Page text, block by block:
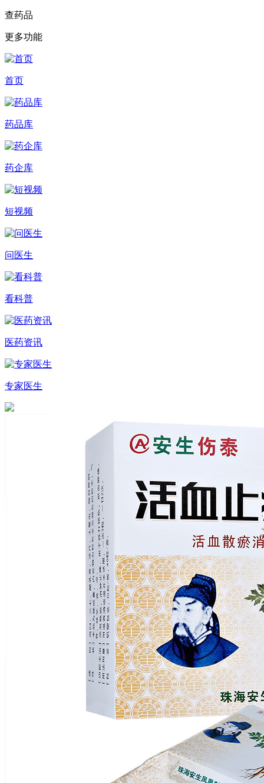
查药品
更多功能
首页
药品库
药企库
短视频
问医生
看科普
医药资讯
专家医生